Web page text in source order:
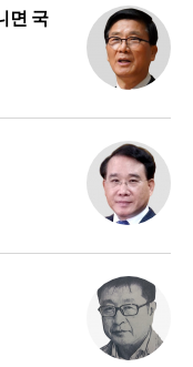
면 국